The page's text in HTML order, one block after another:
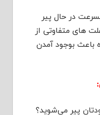
در حال پیر
های متفاوتی از
باعث بوجود آمدن
پیر می‌شوید؟